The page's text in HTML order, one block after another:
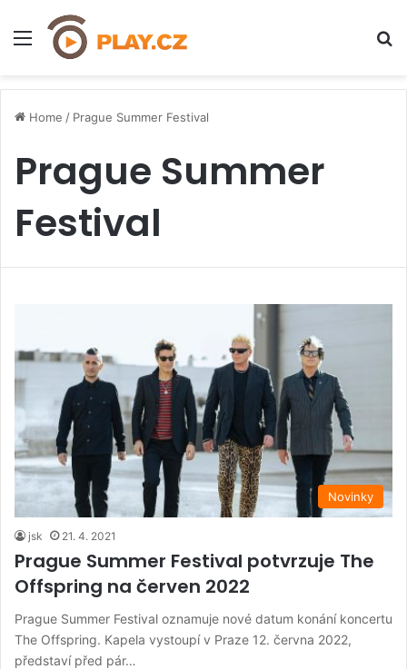
Menu
Home / Prague Summer Festival
Prague Summer
Festival
Novinky
jsk 21. 4. 2021
Prague Summer Festival potvrzuje The
Offspring na červen 2022
Prague Summer Festival oznamuje nové datum konání koncertu
The Offspring. Kapela vystoupí v Praze 12. června 2022,
představí před pár…